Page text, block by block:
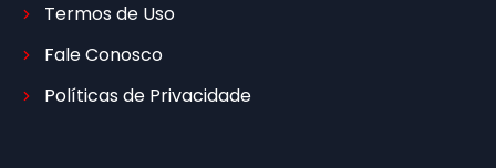
Termos de Uso
Fale Conosco
Políticas de Privacidade